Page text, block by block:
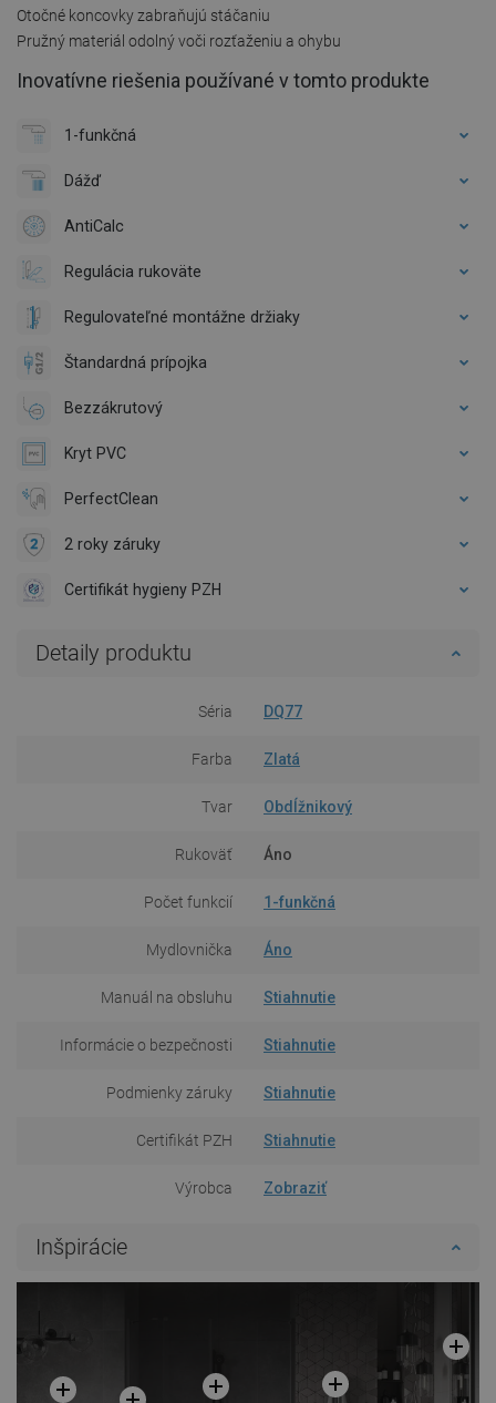
Otočné koncovky zabraňujú stáčaniu
Pružný materiál odolný voči rozťaženiu a ohybu
Inovatívne riešenia používané v tomto produkte
1-funkčná
Dážď
AntiCalc
Regulácia rukoväte
Regulovateľné montážne držiaky
Štandardná prípojka
Bezzákrutový
Kryt PVC
PerfectClean
2 roky záruky
Certifikát hygieny PZH
Detaily produktu
Séria DQ77
Farba Zlatá
Tvar Obdĺžnikový
Rukoväť Áno
Počet funkcií 1-funkčná
Mydlovnička Áno
Manuál na obsluhu Stiahnutie
Informácie o bezpečnosti Stiahnutie
Podmienky záruky Stiahnutie
Certifikát PZH Stiahnutie
Výrobca Zobraziť
Inšpirácie